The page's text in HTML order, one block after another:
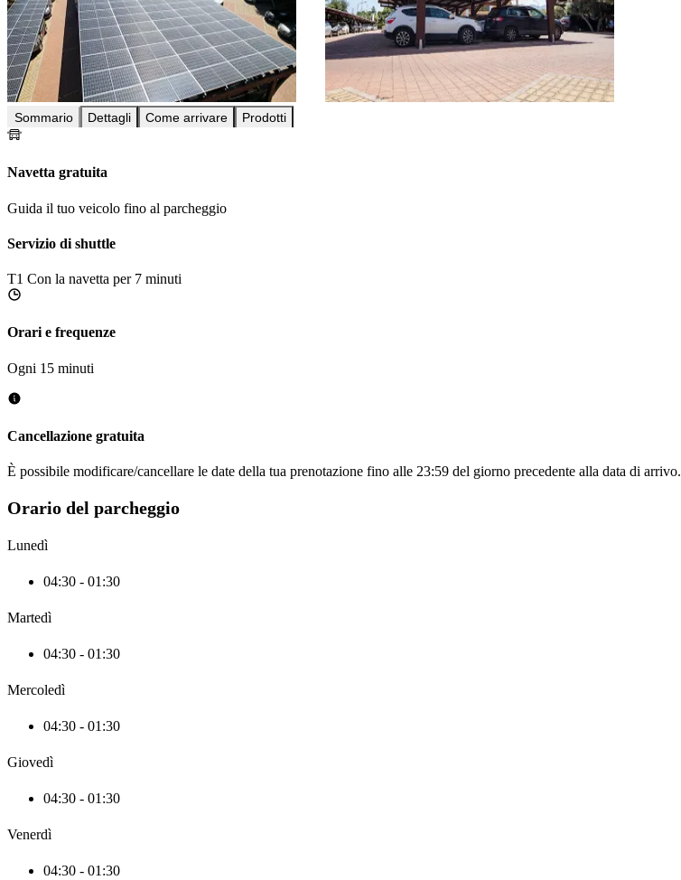
Sommario Dettagli Come arrivare Prodotti
Navetta gratuita
Guida il tuo veicolo fino al parcheggio
Servizio di shuttle
T1 Con la navetta per 7 minuti
Orari e frequenze
Ogni 15 minuti
Cancellazione gratuita
È possibile modificare/cancellare le date della tua prenotazione fino alle 23:59 del giorno precedente alla data di arrivo.
Orario del parcheggio
Lunedì
04:30 - 01:30
Martedì
04:30 - 01:30
Mercoledì
04:30 - 01:30
Giovedì
04:30 - 01:30
Venerdì
04:30 - 01:30